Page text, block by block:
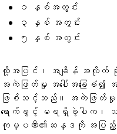
၁ နှစ်အတွင်း
၃ နှစ် အတွင်း
၅ နှစ် အတွင်း
ထို့အပြင်၊ အချိန် အလိုက် ဆိုရ
အကဲဖြတ်မှု အပေါ်အခြေခံ၍
ဖြစ်သင့်သည်။ အကဲဖြတ်မှု
ရောက်ခွင့် မရရှိခဲ့ပါက၊ သ
ကုမ္ပဏီ၏ဆန္ဒကို အပြည့်